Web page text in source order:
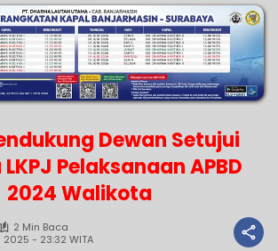
Dewan Setujui
Pelaksanaan APBD
2024 Walikota
2 Min Baca
2025 - 23:32 WITA